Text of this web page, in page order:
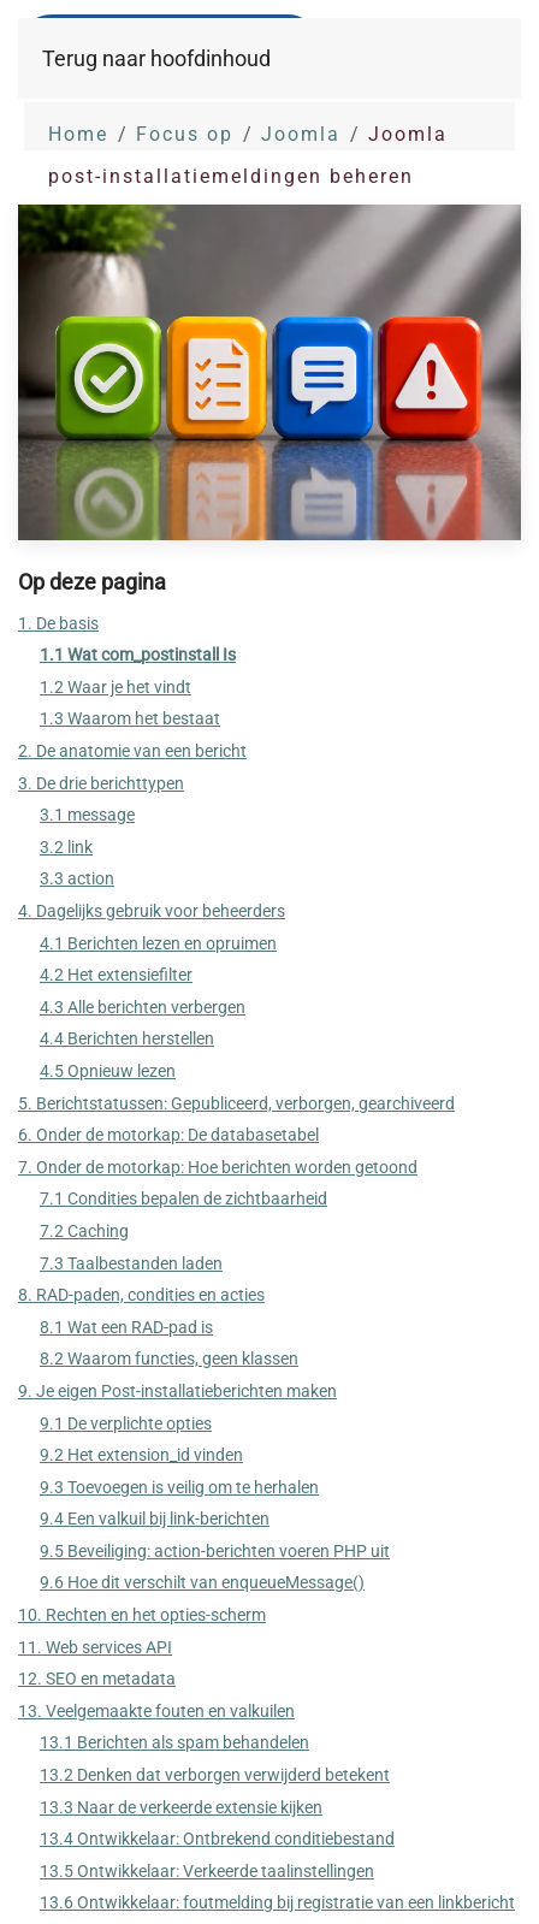
Terug naar hoofdinhoud
Home Focus op Joomla
Joomla
post-installatiemeldingen beheren
Op deze pagina
1. De basis
1.1 Wat com_postinstall Is
1.2 Waar je het vindt
1.3 Waarom het bestaat
2. De anatomie van een bericht
3. De drie berichttypen
3.1 message
3.2 link
3.3 action
4. Dagelijks gebruik voor beheerders
4.1 Berichten lezen en opruimen
4.2 Het extensiefilter
4.3 Alle berichten verbergen
4.4 Berichten herstellen
4.5 Opnieuw lezen
5. Berichtstatussen: Gepubliceerd, verborgen, gearchiveerd
6. Onder de motorkap: De databasetabel
7. Onder de motorkap: Hoe berichten worden getoond
7.1 Condities bepalen de zichtbaarheid
7.2 Caching
7.3 Taalbestanden laden
8. RAD-paden, condities en acties
8.1 Wat een RAD-pad is
8.2 Waarom functies, geen klassen
9. Je eigen Post-installatieberichten maken
9.1 De verplichte opties
9.2 Het extension_id vinden
9.3 Toevoegen is veilig om te herhalen
9.4 Een valkuil bij link-berichten
9.5 Beveiliging: action-berichten voeren PHP uit
9.6 Hoe dit verschilt van enqueueMessage()
10. Rechten en het opties-scherm
11. Web services API
12. SEO en metadata
13. Veelgemaakte fouten en valkuilen
13.1 Berichten als spam behandelen
13.2 Denken dat verborgen verwijderd betekent
13.3 Naar de verkeerde extensie kijken
13.4 Ontwikkelaar: Ontbrekend conditiebestand
13.5 Ontwikkelaar: Verkeerde taalinstellingen
13.6 Ontwikkelaar: foutmelding bij registratie van een linkbericht